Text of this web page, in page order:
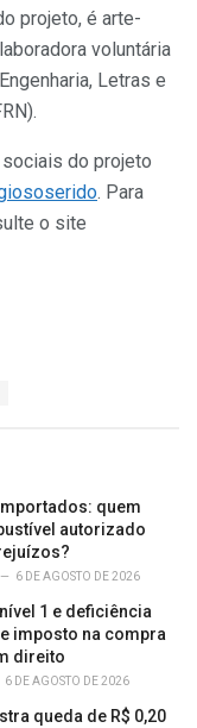
projeto, é arte-
voluntária
Letras e
do projeto
. Para
o site
quem
autorizado
6 DE AGOSTO DE 2026
1 e deficiência
imposto na compra
direito
6 DE AGOSTO DE 2026
queda de R$ 0,20